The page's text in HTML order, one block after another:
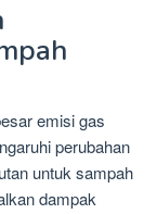
emisi gas
perubahan
untuk sampah
dampak